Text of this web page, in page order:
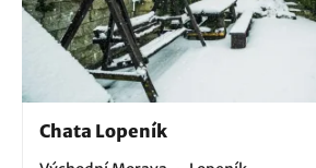
Chata Lopeník